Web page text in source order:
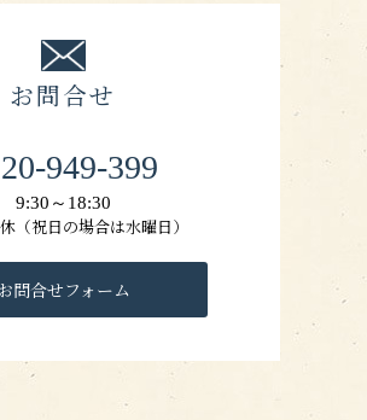
お問合せ
949-399
9:30～18:30
（祝日の場合は水曜日）
問合せフォーム